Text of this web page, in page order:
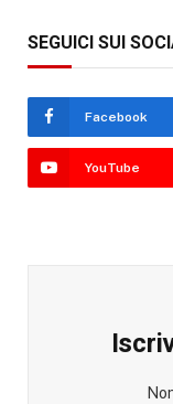
SEGUICI SUI
Facebook
YouTube